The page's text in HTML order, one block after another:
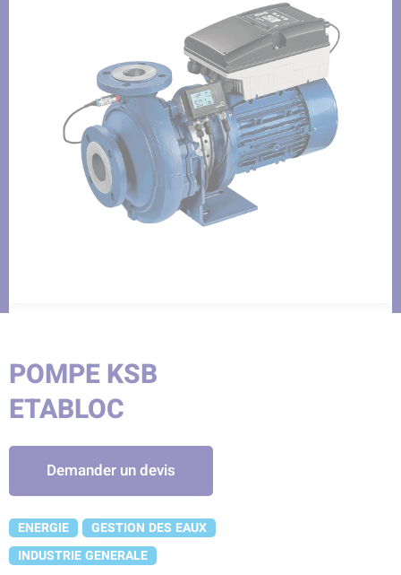
POMPE KSB
ETABLOC
Demander un devis
ENERGIE
GESTION DES EAUX
INDUSTRIE GENERALE